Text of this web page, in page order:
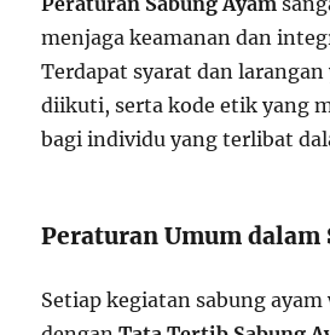
menjaga keamanan dan
Terdapat syarat dan larangan
diikuti, serta kode etik yang
bagi individu yang terlibat
Peraturan Umum dalam
Setiap kegiatan sabung ayam